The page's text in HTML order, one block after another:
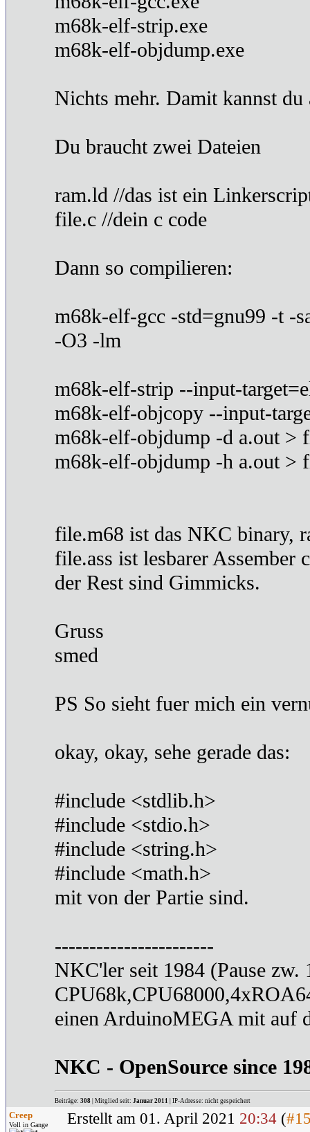
m68k-elf-strip.exe
m68k-elf-objdump.exe
Nichts mehr. Damit kannst
Du braucht zwei Dateien
ram.ld //das ist ein
file.c //dein c code
Dann so compilieren:
m68k-elf-gcc -std=gnu99 -t -
-O3 -lm
m68k-elf-strip --input-
m68k-elf-objcopy --input-
m68k-elf-objdump -d a.out >
m68k-elf-objdump -h a.out >
file.m68 ist das NKC binary,
file.ass ist lesbarer Assember
der Rest sind Gimmicks.
Gruss
smed
PS So sieht fuer mich ein
okay, okay, sehe gerade das:
#include <stdlib.h>
#include <stdio.h>
#include <string.h>
#include <math.h>
mit von der Partie sind.
-----------------------
NKC'ler seit 1984 (Pause zw.
einen ArduinoMEGA mit auf
NKC - OpenSource since
Beiträge: 308 | Mitglied seit: Januar 2011 | IP-Adresse: nicht gespeichert
Creep
Voll in Gange Erstellt am 01. April 2021 20:34 (